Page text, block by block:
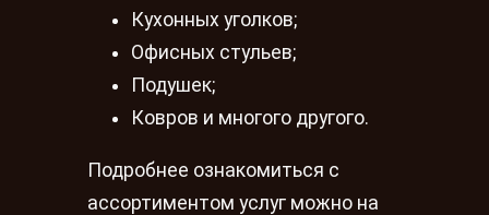
Кухонных уголков;
Офисных стульев;
Подушек;
Ковров и многого другого.
Подробнее ознакомиться с
ассортиментом услуг можно на